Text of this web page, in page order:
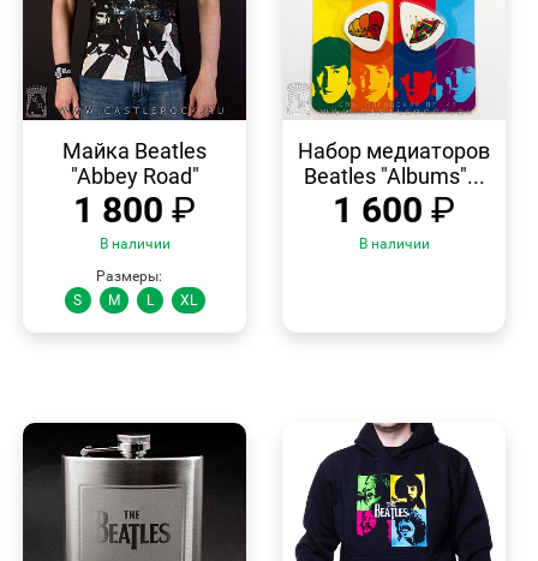
ПРОСМОТР
Майка Beatles
"Abbey Road"
1 800 ₽
В наличии
Размеры:
S
M L XL
Набор медиаторов
Beatles "Albums"...
1 600 ₽
В наличии